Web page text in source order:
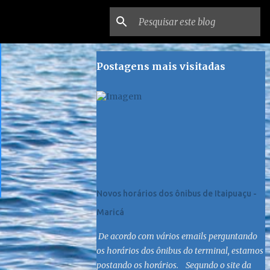
Postagens mais visitadas
Novos horários dos ônibus de Itaipuaçu -
Maricá
De acordo com vários emails perguntando
os horários dos ônibus do terminal, estamos
postando os horários. Segundo o site da